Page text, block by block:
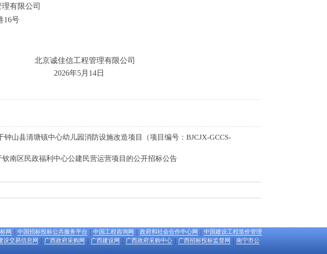
有限公司
16号
北京诚佳信工程管理有限公司
2026年5月 14日
山县清塘镇中心幼儿园消防设施改造项目（项目编号：BJCJX-GCCS-
南区民政福利中心公建民营运营项目的公开招标公告
网 中国招标投标公共服务平台 中国工程咨询网 政府和社会合作中心网
中国建设工程造价管理
设交易信息网 广西政府采购网 广西建设网 广西政府采购中心 广西招标投标监督网
南宁市公